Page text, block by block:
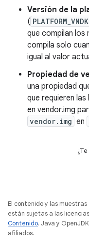
Versión de la
(
que compilan los
compila solo
igual al valor
Propiedad de
una propiedad
que requieren
en vendor.img
vendor.img en
El contenido y las
están sujetas a las
Contenido. Java y
afiliados.